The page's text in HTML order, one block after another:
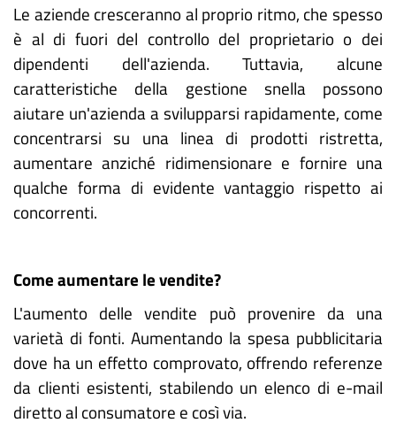
Le aziende cresceranno al proprio ritmo, che spesso
è al di fuori del controllo del proprietario o dei
dipendenti dell'azienda. Tuttavia, alcune
caratteristiche della gestione snella possono
aiutare un'azienda a svilupparsi rapidamente, come
concentrarsi su una linea di prodotti ristretta,
aumentare anziché ridimensionare e fornire una
qualche forma di evidente vantaggio rispetto ai
concorrenti.
Come aumentare le vendite?
L'aumento delle vendite può provenire da una
varietà di fonti. Aumentando la spesa pubblicitaria
dove ha un effetto comprovato, offrendo referenze
da clienti esistenti, stabilendo un elenco di e-mail
diretto al consumatore e così via.